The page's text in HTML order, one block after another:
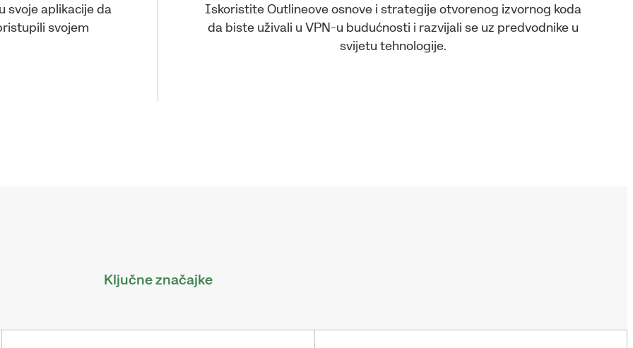
svoje aplikacije da
svojem
Iskoristite Outlineove osnove i strategije otvorenog izvornog koda
da biste uživali u VPN-u budućnosti i razvijali se uz predvodnike u
svijetu tehnologije.
Ključne značajke